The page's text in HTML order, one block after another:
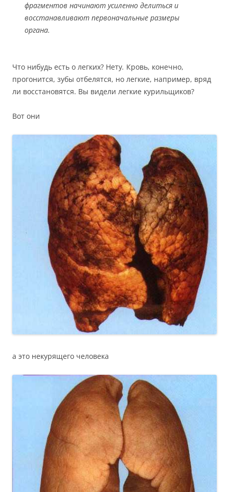
фрагментов начинают усиленно делиться и
восстанавливают первоначальные размеры
органа.
Что нибудь есть о легких? Нету. Кровь, конечно,
прогонится, зубы отбелятся, но легкие, например, вряд
ли восстановятся. Вы видели легкие курильщиков?
Вот они
а это некурящего человека